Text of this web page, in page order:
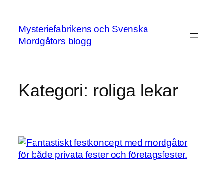
innehåll
Mysteriefabrikens och Svenska
Mordgåtors blogg
Kategori: roliga lekar